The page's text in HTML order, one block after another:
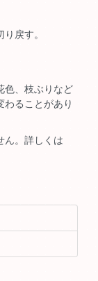
戻す。
色、枝ぶりなど
わることがあり
ん。詳しくは